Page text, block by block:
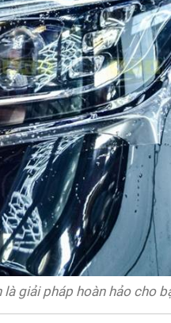
giải pháp hoàn hảo cho